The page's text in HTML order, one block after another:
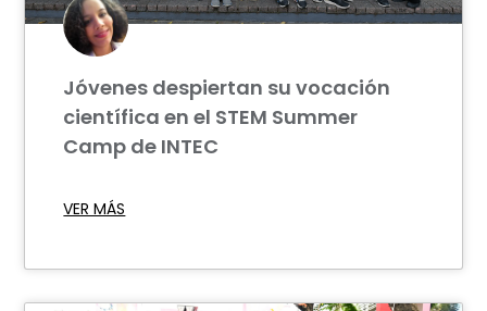
Jóvenes despiertan su vocación
científica en el STEM Summer
Camp de INTEC
VER MÁS